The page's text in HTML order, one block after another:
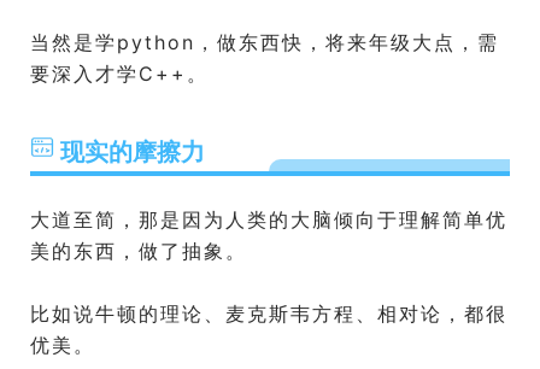
当然是学python，做东西快，将来年级大点，需
要深入才学C++。
现实的摩擦力
大道至简，那是因为人类的大脑倾向于理解简单优
美的东西，做了抽象。
比如说牛顿的理论、麦克斯韦方程、相对论，都很
优美。